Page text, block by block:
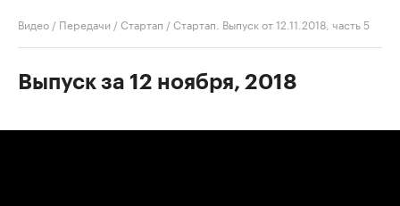
Видео / Передачи /Стартап /Стартап. Выпуск от 12.11.2018, часть 5
Выпуск за 12 ноября, 2018